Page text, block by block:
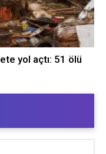
yol açtı: 51 ölü